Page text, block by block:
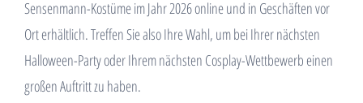
Sensenmann-Kostüme im Jahr 2026 online und in Geschäften vor
Ort erhältlich. Treffen Sie also Ihre Wahl, um bei Ihrer nächsten
Halloween-Party oder Ihrem nächsten Cosplay-Wettbewerb einen
großen Auftritt zu haben.